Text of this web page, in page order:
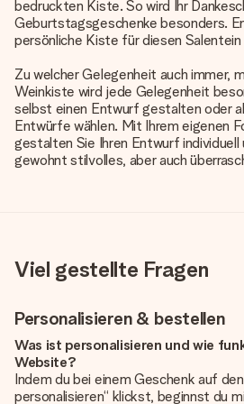
bedruckten Kiste. So wird Ihr
Geburtstagsgeschenke besonders.
persönliche Kiste für diesen Salentein
Zu welcher Gelegenheit auch immer,
Weinkiste wird jede Gelegenheit
selbst einen Entwurf gestalten oder
Entwürfe wählen. Mit Ihrem eigenen
gestalten Sie Ihren Entwurf individuell
gewohnt stilvolles, aber auch
Viel gestellte Fragen
Personalisieren & bestellen
Was ist personalisieren und wie
Website?
Indem du bei einem Geschenk auf
personalisieren“ klickst, beginnst du